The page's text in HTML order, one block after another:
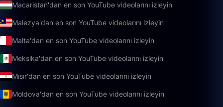
Macaristan'dan en son YouTube videolarını izleyin
Malezya'dan en son YouTube videolarını izleyin
Malta'dan en son YouTube videolarını izleyin
Meksika'dan en son YouTube videolarını izleyin
Mısır'dan en son YouTube videolarını izleyin
Moldova'dan en son YouTube videolarını izleyin